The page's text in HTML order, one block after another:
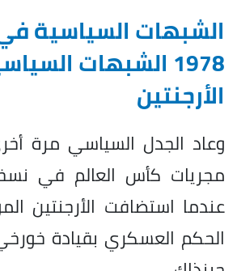
الشبهات السياسية
1978 الشبهات
الأرجنتين
وعاد الجدل السياسي مرة
عندما استضافت الأرجنتين
الحكم العسكري بقيادة خورخي